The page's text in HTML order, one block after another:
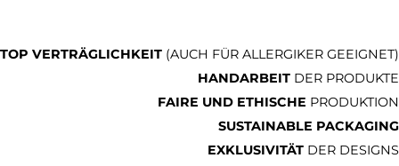
TOP VERTRÄGLICHKEIT (AUCH FÜR ALLERGIKER GEEIGNET)
HANDARBEIT DER PRODUKTE
FAIRE UND ETHISCHE PRODUKTION
SUSTAINABLE PACKAGING
EXKLUSIVITÄT DER DESIGNS